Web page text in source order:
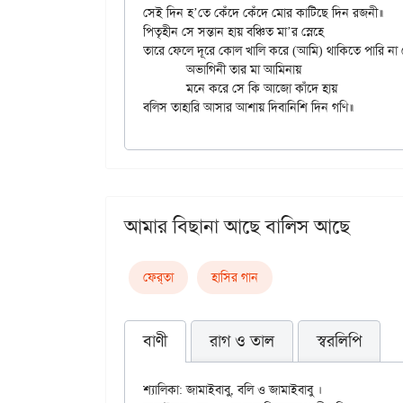
সেই দিন হ’তে কেঁদে কেঁদে মোর কাটিছে দিন রজনী॥
পিতৃহীন সে সন্তান হায় বঞ্চিত মা’র স্নেহে
তারে ফেলে দূরে কোল খালি করে (আমি) থাকিতে পারি না
	অভাগিনী তার মা আমিনায়
	মনে করে সে কি আজো কাঁদে হায়
আমার বিছানা আছে বালিস আছে
ফের্‌তা হাসির গান
বাণী রাগ ও তাল স্বরলিপি
শ্যালিকা: জামাইবাবু, বলি ও জামাইবাবু ।